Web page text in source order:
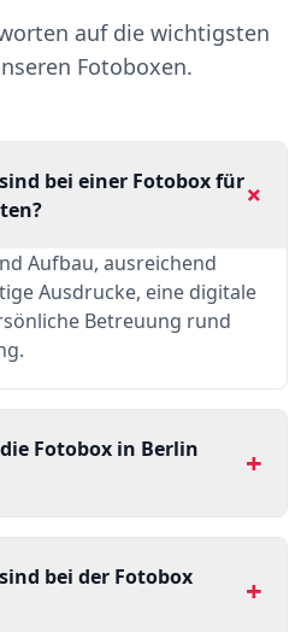
auf die wichtigsten
Fotoboxen.
bei einer Fotobox für+
Aufbau, ausreichend
Ausdrucke, eine digitale
Betreuung rund
Fotobox in Berlin
+
bei der Fotobox
+